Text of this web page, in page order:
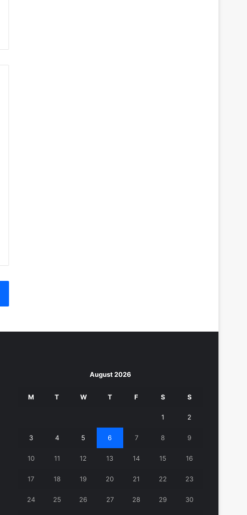
August 2026
M T W T F S S
1 2
3 4 5 6 7 8 9
10 11 12 13 14 15 16
17 18 19 20 21 22 23
24 25 26 27 28 29 30